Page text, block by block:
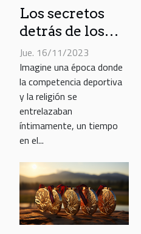
Los secretos
detrás de los
Juegos
Olímpicos
antiguos
Jue. 16/11/2023
Imagine una época donde
la competencia deportiva
y la religión se
entrelazaban
íntimamente, un tiempo
en el...